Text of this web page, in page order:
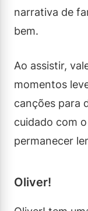
narrativa de
bem.
Ao assistir,
momentos
canções para
cuidado com
permanecer
Oliver!